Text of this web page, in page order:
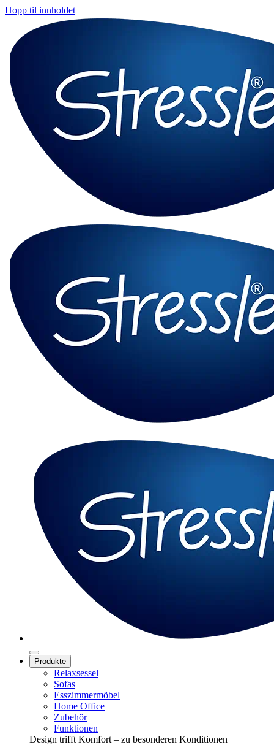
Hopp til innholdet
Produkte
Relaxsessel
Sofas
Esszimmermöbel
Home Office
Zubehör
Funktionen
Design trifft Komfort – zu besonderen Konditionen